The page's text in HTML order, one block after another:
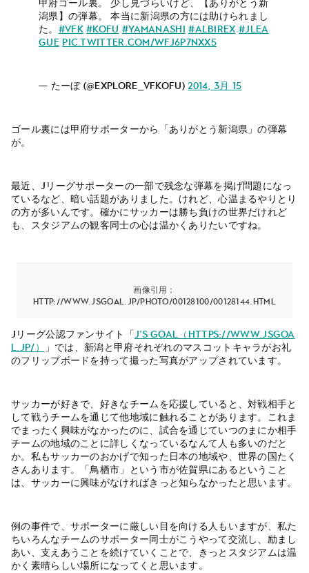
甲府ゴール裏。 少し見づらいけど、【ありがとう新
潟県】の弾幕。 本当に新潟県の方には助けられまし
た。 #vfk #kofu #yamanashi #albirex #jlea
gue pic.twitter.com/WfJ6p7nxx5
— たーぼ (@explore_vfkofu)2014, 3月 15
ゴール裏には甲府サポーターから「ありがとう新潟県」の弾幕
が。
最近、Jリーグサポーターの一部で残念な弾幕を掲げ問題になっ
ているなど、暗い話題がありました。けれど、心温まるやりとり
の方が多いんです。確かにサッカーは勝ち負けの世界だけれど
も、スタジアムの観客同士の心は温かくありたいですね。
画像引用：
http://www.jsgoal.jp/photo/00128100/00128144.html
Jリーグ公認ファンサイト「J’s GOAL（https://www.jsgoa
l.jp/）
」では、新潟と甲府それぞれのマスコットキャラがお礼
のフリップボードを持って撮った写真がアップされています。
サッカーが好きで、好きなチームを応援していると、対戦相手と
して戦うチームを通じて他地域に触れることがあります。これま
でまったく興味がなかったのに、試合を通じていつのまにか相手
チームの地域のことに詳しくなっているなんて人も多いのだと
か。私もサッカーのおかげで知った日本の地域や、世界の国たく
さんあります。「鳥栖市」という市が佐賀県にあるということ
は、サッカーに興味がなければきっと知らなかったと思います。
例の事件で、サポーターに厳しい目を向ける人もいますが、私た
ちいろんなチームのサポーター同士がこうやって交流し、励まし
あい、支えあうことを続けていくことで、きっとスタジアムは温
かく素晴らしい場所になってくと思います。